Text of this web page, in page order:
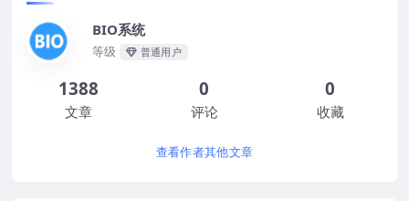
BIO系统
等级 普通用户
1388
文章
0
评论
0
收藏
查看作者其他文章